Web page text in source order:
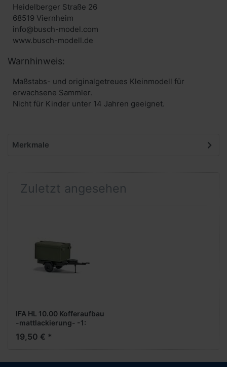
Heidelberger Straße 26
68519 Viernheim
info@busch-model.com
www.busch-modell.de
Warnhinweis:
Maßstabs- und originalgetreues Kleinmodell für
erwachsene Sammler.
Nicht für Kinder unter 14 Jahren geeignet.
Merkmale
Zuletzt angesehen
IFA HL 10.00 Kofferaufbau
-mattlackierung- -1:
***Formneuheit***
19,50 € *